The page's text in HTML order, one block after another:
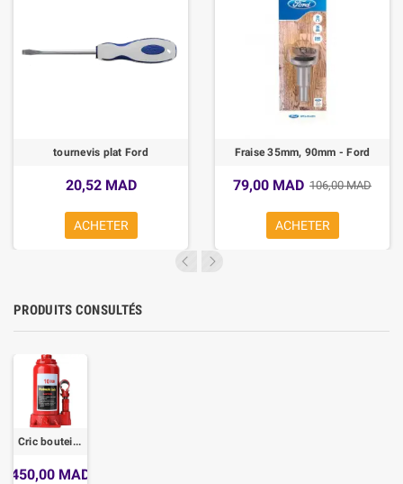
tournevis plat Ford
20,52 MAD
ACHETER
Fraise 35mm, 90mm - Ford
79,00 MAD 106,00 MAD
ACHETER
PRODUITS CONSULTÉS
Cric bouteille Hydraulique 10 Tonnes
450,00 MAD